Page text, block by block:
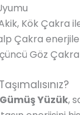
Kök Çakra
Çakra
Göz
Yüzük,